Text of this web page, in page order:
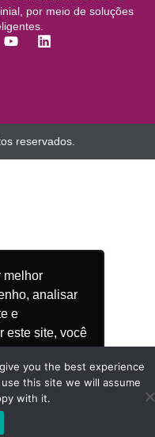
melhor
analisar
e
este site, você
por meio de soluções
reservados.
you the best experience
this site we will assume
with it.